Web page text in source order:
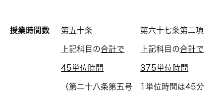
授業時間数 第五十条
上記科目の合計で
45単位時間
（第二十八条第五号
第六十七条第二項
上記科目の合計で
375単位時間
1単位時間は45分